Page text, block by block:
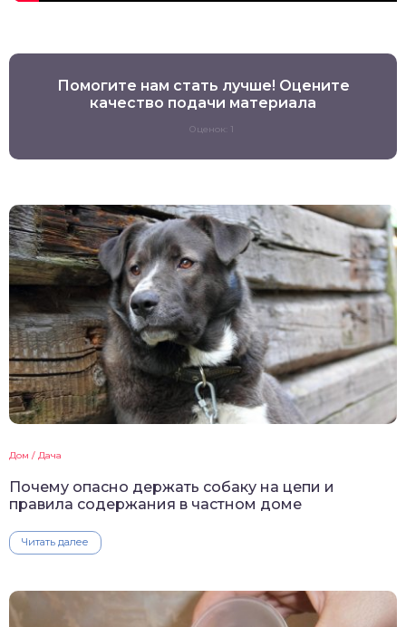
Помогите нам стать лучше! Оцените
качество подачи материала
Оценок: 1
Дом / Дача
Почему опасно держать собаку на цепи и
правила содержания в частном доме
Читать далее